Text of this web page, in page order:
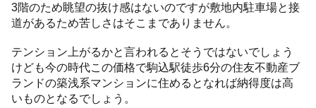
3階のため眺望の抜け感はないのですが敷地内駐車場と接
道があるため苦しさはそこまでありません。
テンション上がるかと言われるとそうではないでしょう
けども今の時代この価格で駒込駅徒歩6分の住友不動産ブ
ランドの築浅系マンションに住めるとなれば納得度は高
いものとなるでしょう。